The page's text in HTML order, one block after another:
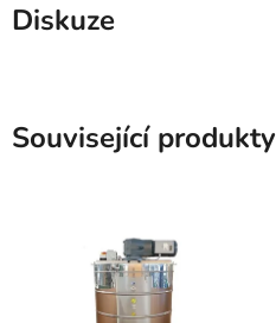
Diskuze
Související produkty